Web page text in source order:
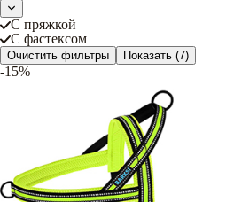
С пряжкой
С фастексом
Очистить фильтры Показать (7)
-15%